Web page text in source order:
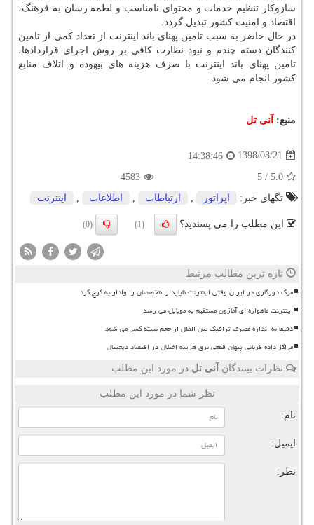
سازوكار تنظیم خدمات و محتوای نامناسب و لطمه رسان به فرهنگ،
اقتصاد و امنیت كشور تبدیل گردد.
در حال حاضر به سبب تامین پهنای باند اینترنت از تعداد كمی از تامین
كنندگان دسته چندم و نبود نظارت كافی بر روش اجرای قراردادها،
تامین پهنای باند اینترنت با صرف هزینه های بیهوده و اتلاف منابع
كشور انجام می شود.
منبع: آنی تل
1398/08/21
14:38:46
5.0
/
5
4583
تگهای خبر:
اپراتور ارتباطات اطلاعات اینترنت
این مطلب را می پسندید؟ (1)
(0)
تازه ترین مطالب مرتبط
مرگ دورکاری در ایران وقتی اینترنت ناپایدار متخصصان را وادار به کوچ کرد
اینترنت ماهواره ای آمازون مستقیم به موبایل می رسد
دقیقا به اندازه مصرف ترافیک بین الملل از حجم بسته کسر می شود
مراکز داده قربانی پنهان قطعی برق هزینه اختلال در اقتصاد دیجیتال
نظرات بینندگان آنی تل در مورد این مطلب
نظر شما در مورد این مطلب
نام:
ایمیل:
نظر: